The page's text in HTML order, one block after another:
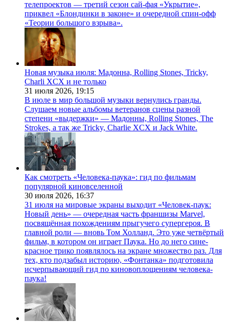
телепроектов — третий сезон сай-фая «Укрытие»,
приквел «Блондинки в законе» и очередной спин-офф
«Теории большого взрыва».
Новая музыка июля: Мадонна, Rolling Stones, Tricky,
Charli XCX и не только
31 июля 2026, 19:15
В июле в мир большой музыки вернулись гранды.
Слушаем новые альбомы ветеранов сцены разной
степени «выдержки» — Мадонны, Rolling Stones, The
Strokes, а так же Tricky, Charlie XCX и Jack White.
Как смотреть «Человека-паука»: гид по фильмам
популярной киновселенной
30 июля 2026, 16:37
31 июля на мировые экраны выходит «Человек-паук:
Новый день» — очередная часть франшизы Marvel,
посвящённая похождениям прыгучего супергероя. В
главной роли — вновь Том Холланд. Это уже четвёртый
фильм, в котором он играет Паука. Но до него сине-
красное трико появлялось на экране множество раз. Для
тех, кто подзабыл историю, «Фонтанка» подготовила
исчерпывающий гид по киновоплощениям человека-
паука!